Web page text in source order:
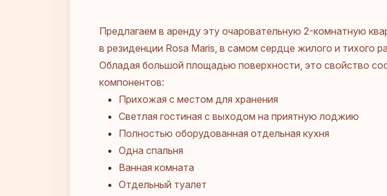
Предлагаем в аренду эту очаровательную 2-комнатную
в резиденции Rosa Maris, в самом сердце жилого и тихого
Обладая большой площадью поверхности, это свойство
компонентов:
Прихожая с местом для хранения
Светлая гостиная с выходом на приятную лоджию
Полностью оборудованная отдельная кухня
Одна спальня
Ванная комната
Отдельный туалет